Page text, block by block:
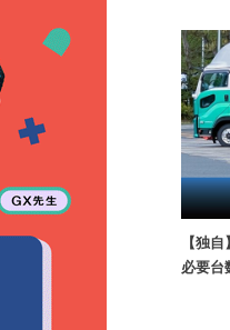
【独
必要台